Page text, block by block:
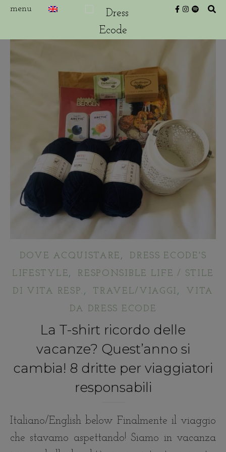
DOVE ACQUISTARE ,
DRESS ECODE'S
LIFESTYLE,
RESPONSIBLE LIFE / STILE
DI VITA RESP. , TRAVEL/VIAGGI ,
VITA
DA DRESS ECODE
La T-shirt ricordo delle
vacanze? Quest’anno si
cambia! 8 dritte per viaggiatori
responsabili
Italiano/English below Finalmente il viaggio
che stavamo aspettando! Siamo in vacanza